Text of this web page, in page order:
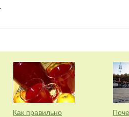
Как правильно